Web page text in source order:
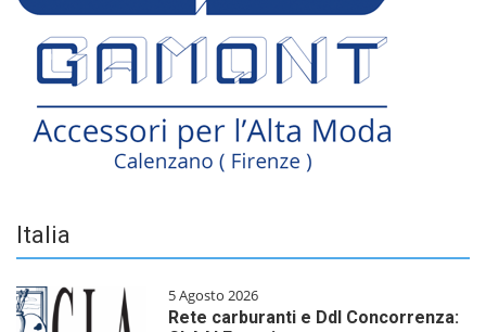
Italia
5 Agosto 2026
Rete carburanti e Ddl Concorrenza: